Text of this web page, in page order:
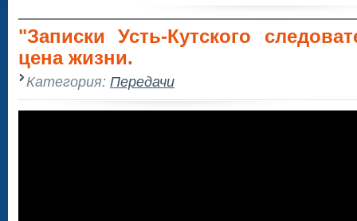
"Записки Усть-Кутского
цена жизни.
Категория: Передачи